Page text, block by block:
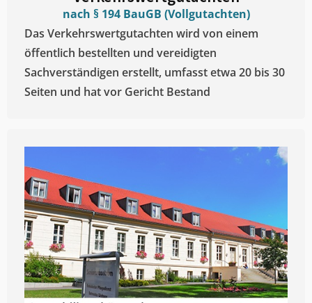
nach § 194 BauGB (Vollgutachten)
Das Verkehrswertgutachten wird von einem
öffentlich bestellten und vereidigten
Sachverständigen erstellt, umfasst etwa 20 bis 30
Seiten und hat vor Gericht Bestand